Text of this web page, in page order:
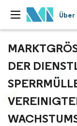
Über
ER
EREINIGTEN